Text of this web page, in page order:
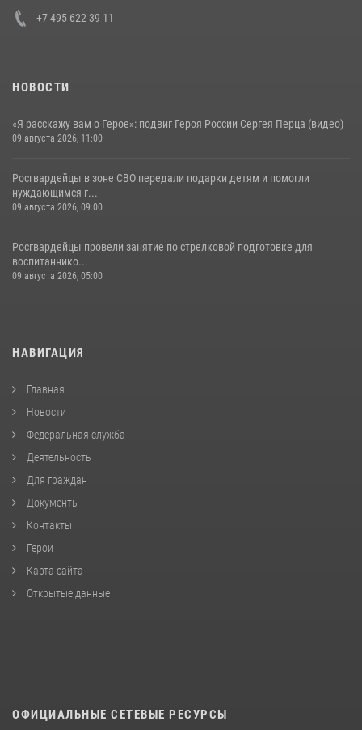
+7 495 622 39 11
НОВОСТИ
«Я расскажу вам о Герое»: подвиг Героя России Сергея Перца (видео)
09 августа 2026, 11:00
Росгвардейцы в зоне СВО передали подарки детям и помогли
нуждающимся г...
09 августа 2026, 09:00
Росгвардейцы провели занятие по стрелковой подготовке для
воспитаннико...
09 августа 2026, 05:00
НАВИГАЦИЯ
Главная
Новости
Федеральная служба
Деятельность
Для граждан
Документы
Контакты
Герои
Карта сайта
Открытые данные
ОФИЦИАЛЬНЫЕ СЕТЕВЫЕ РЕСУРСЫ